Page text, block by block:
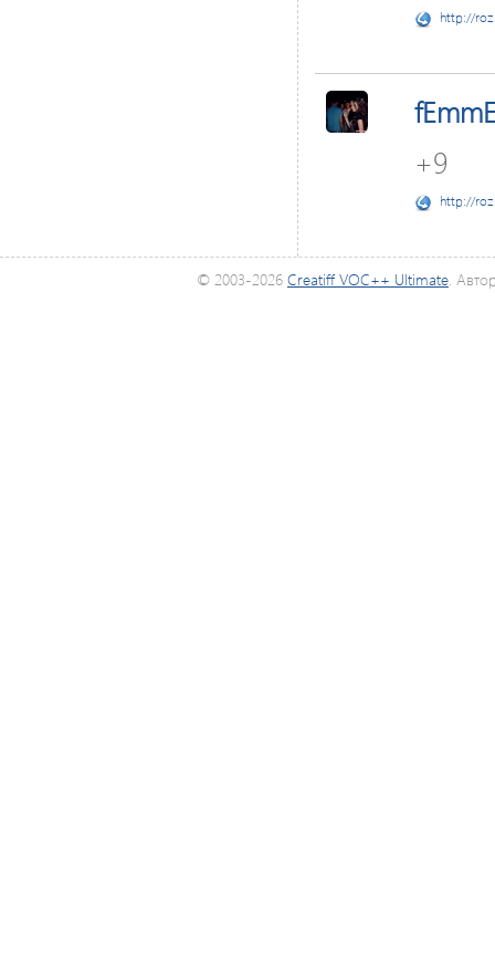
http://
+9
http://
© 2003-2026 Creatiff VOC++ Ultimate.